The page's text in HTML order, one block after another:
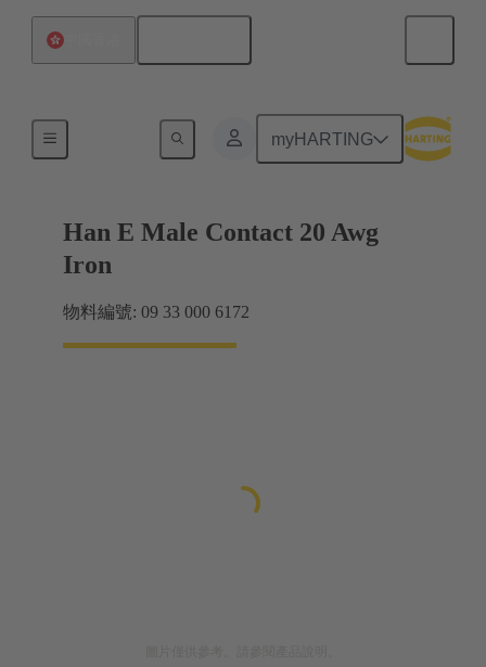
myHARTING
Han E Male Contact 20 Awg
Iron
物料編號: 09 33 000 6172